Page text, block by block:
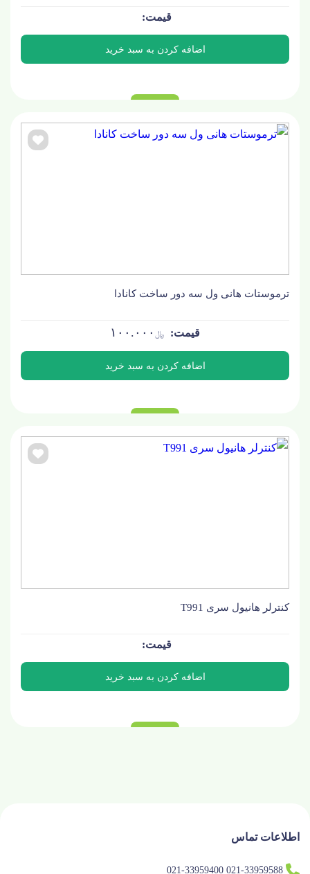
ترموستات هانی ول سه دور ساخت کانادا
﷼ ۱۰۰.۰۰۰
کنترلر هانیول سری T991
اطلاعات تماس
021-33959588 021-33959400